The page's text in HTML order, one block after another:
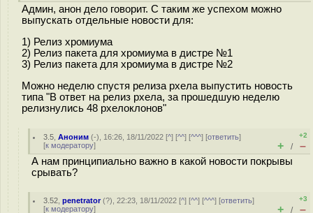
Админ, анон дело говорит. С таким же успехом можно
выпускать отдельные новости для:
1) Релиз хромиума
2) Релиз пакета для хромиума в дистре №1
3) Релиз пакета для хромиума в дистре №2
Можно неделю спустя релиза рхела выпустить новость
типа "В ответ на релиз рхела, за прошедшую неделю
релизнулись 48 рхелоклонов"
3.5 ,Аноним (-), 16:26, 18/11/2022 [^] [^^] [^^^] [ответить]
[к модератору]
+2
+ / –
А нам принципиально важно в какой новости покрывы
срывать?
3.52 ,penetrator(?), 22:23, 18/11/2022 [^] [^^] [^^^] [ответить]
[к модератору]
+3
+ / –